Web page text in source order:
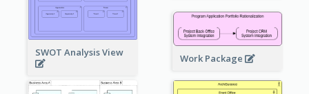
SWOT Analysis View Work Package